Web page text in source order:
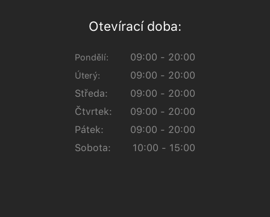
Otevírací doba:
Pondělí:
Úterý:
Středa:
Čtvrtek:
Pátek:
Sobota:
09:00 - 20:00
09:00 - 20:00
09:00 - 20:00
09:00 - 20:00
09:00 - 20:00
10:00 - 15:00